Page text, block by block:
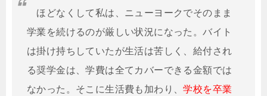
ほどなくして私は、ニューヨークでそのまま
学業を続けるのが厳しい状況になった。バイト
は掛け持ちしていたが生活は苦しく、給付され
る奨学金は、学費は全てカバーできる金額では
なかった。そこに生活費も加わり、学校を卒業